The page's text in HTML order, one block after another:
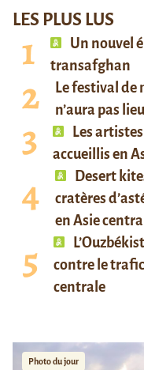
LES PLUS LUS
Un nouvel
transafghan
Le festival de
n’aura pas
Les
accueillis en
Desert
cratères
en Asie
contre le
centrale
Photo du jour